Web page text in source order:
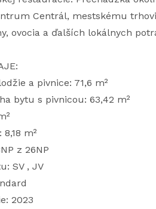
Centrál, mestskému
ovocia a ďalších lokálnych
a pivnice: 71,6 m²
bytu s pivnicou: 63,42 m²
m²
z 26NP
SV , JV
2023